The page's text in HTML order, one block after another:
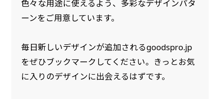
色々な用途に使えるよう、多彩なデザインパタ
ーンをご用意しています。
毎日新しいデザインが追加されるgoodspro.jp
をぜひブックマークしてください。きっとお気
に入りのデザインに出会えるはずです。